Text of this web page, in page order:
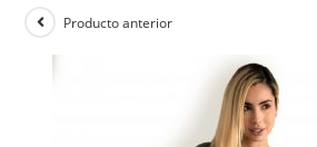
Producto anterior